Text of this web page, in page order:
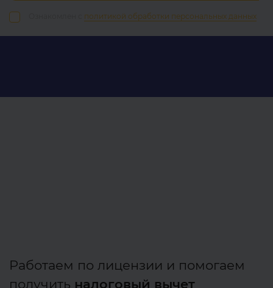
политикой обработки персональных данных
Работаем по лицензии и помогаем
получить налоговый вычет